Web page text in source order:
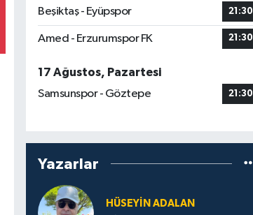
Beşiktaş - Eyüpspor 21:30
Amed - Erzurumspor FK 21:30
17 Ağustos, Pazartesi
Samsunspor - Göztepe
21:30
Yazarlar
HÜSEYIN ADALAN